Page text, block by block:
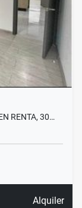
RENTA, 30…
Alquiler